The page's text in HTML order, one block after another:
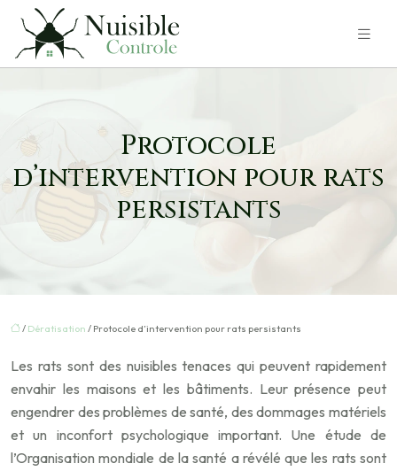
Protocole
d’intervention pour rats
persistants
/ Dératisation / Protocole d’intervention pour rats persistants
Les rats sont des nuisibles tenaces qui peuvent rapidement
envahir les maisons et les bâtiments. Leur présence peut
engendrer des problèmes de santé, des dommages matériels
et un inconfort psychologique important. Une étude de
l’Organisation mondiale de la santé a révélé que les rats sont